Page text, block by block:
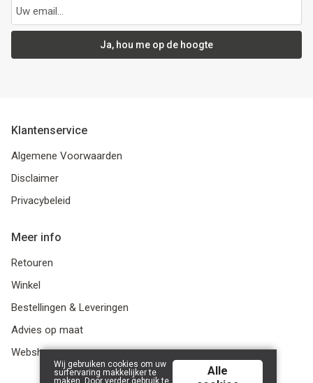
Ja, hou me op de hoogte
Klantenservice
Algemene Voorwaarden
Disclaimer
Privacybeleid
Meer info
Retouren
Winkel
Bestellingen & Leveringen
Advies op maat
Webshop
Wij gebruiken cookies om uw
surfervaring makkelijker te
maken. Door verder gebruik te
Alle